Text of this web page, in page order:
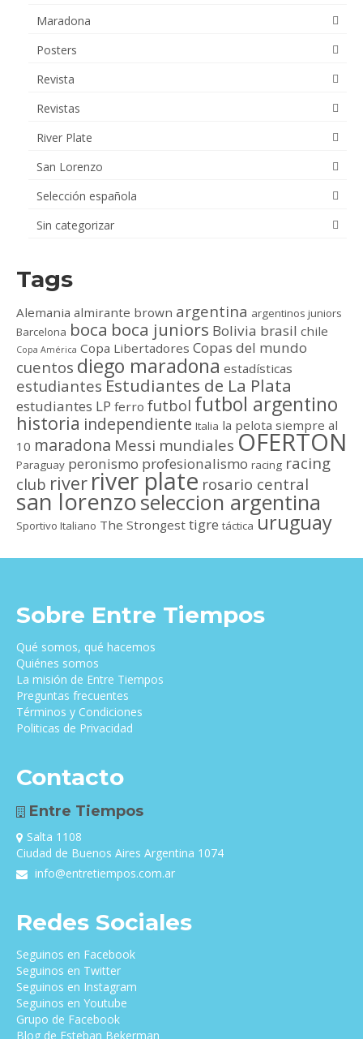
Maradona
Posters
Revista
Revistas
River Plate
San Lorenzo
Selección española
Sin categorizar
Tags
Alemania almirante brown argentina argentinos juniors
Barcelona boca boca juniors Bolivia brasil chile
Copa América Copa Libertadores Copas del mundo
cuentos diego maradona estadísticas
estudiantes Estudiantes de La Plata
estudiantes LP ferro futbol futbol argentino
historia independiente Italia la pelota siempre al
10 maradona Messi mundiales OFERTON
Paraguay peronismo profesionalismo racing racing
club river river plate rosario central
san lorenzoseleccion argentina
Sportivo Italiano The Strongest tigre táctica uruguay
Sobre Entre Tiempos
Qué somos, qué hacemos
Quiénes somos
La misión de Entre Tiempos
Preguntas frecuentes
Términos y Condiciones
Politicas de Privacidad
Contacto
Entre Tiempos
Salta 1108
Ciudad de Buenos Aires Argentina 1074
info@entretiempos.com.ar
Redes Sociales
Seguinos en Facebook
Seguinos en Twitter
Seguinos en Instagram
Seguinos en Youtube
Grupo de Facebook
Blog de Esteban Bekerman